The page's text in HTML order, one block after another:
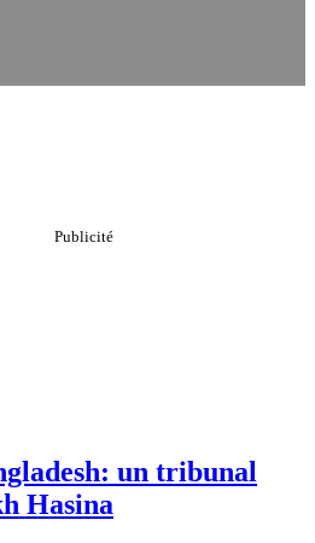
un tribunal
Hasina